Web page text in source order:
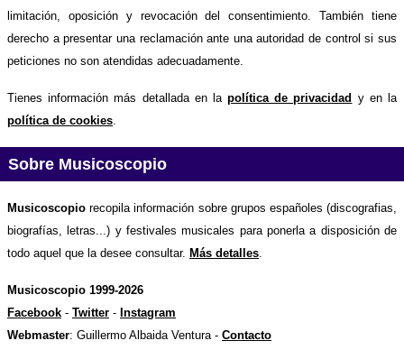
limitación, oposición y revocación del consentimiento. También tiene
derecho a presentar una reclamación ante una autoridad de control si sus
peticiones no son atendidas adecuadamente.
Tienes información más detallada en lapolítica de privacidad y en la
política de cookies
Sobre Musicoscopio
Musicoscopio recopila información sobre grupos españoles (discografias,
biografías, letras...) y festivales musicales para ponerla a disposición de
todo aquel que la desee consultar. Más detalles.
Musicoscopio 1999-2026
Facebook - Twitter - Instagram
Webmaster: Guillermo Albaida Ventura - Contacto